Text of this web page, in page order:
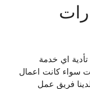
اي خدمة
سواء كانت اعمال
فريق عمل